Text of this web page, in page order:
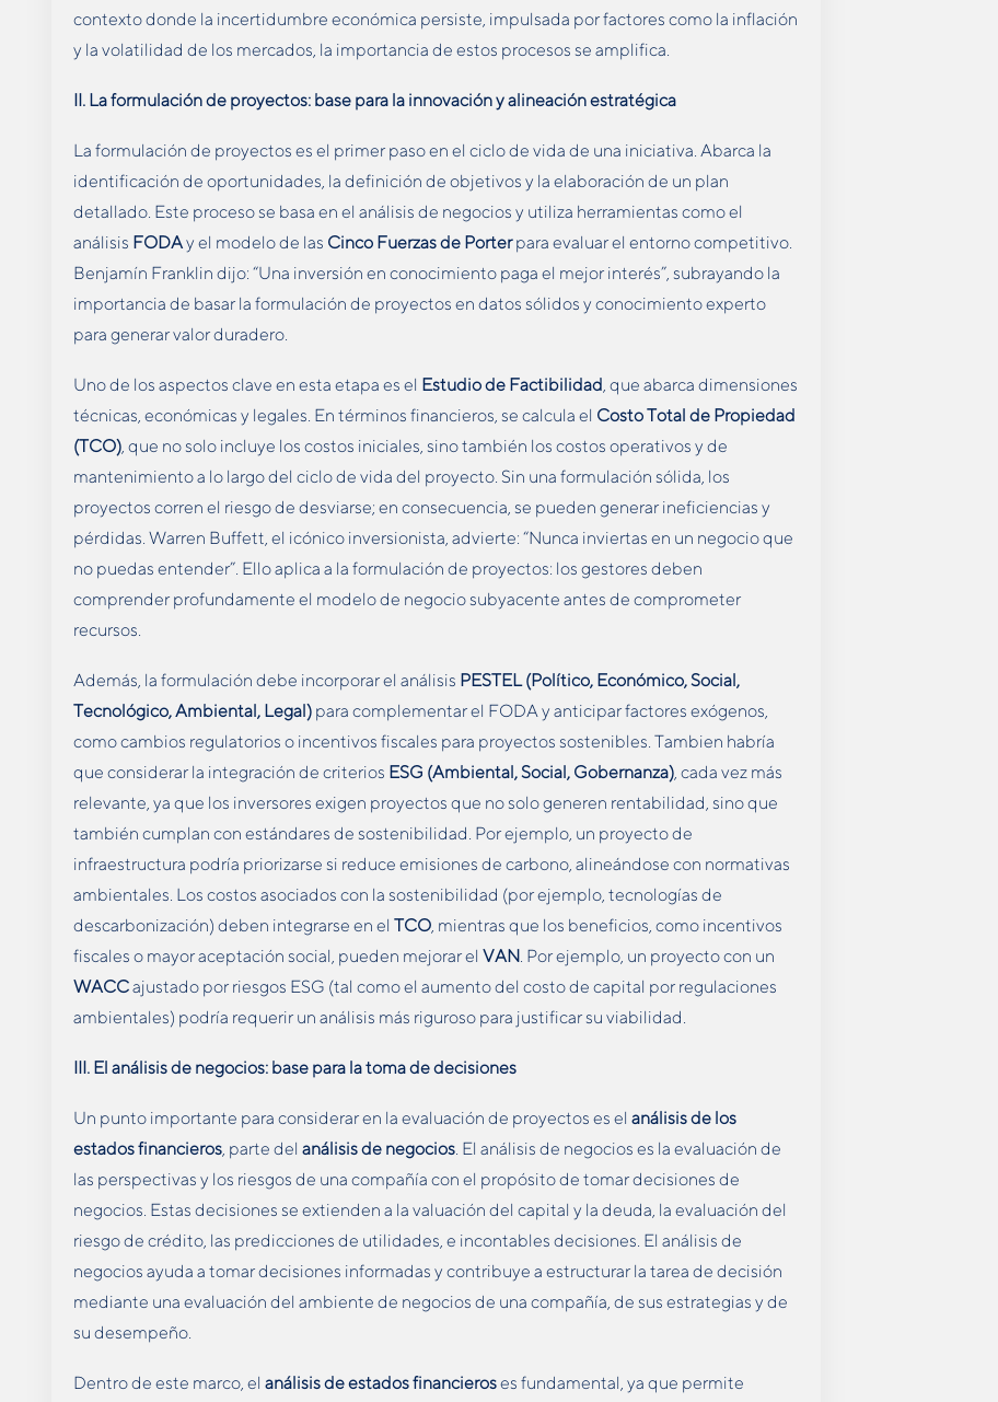
contexto donde la incertidumbre económica persiste, impulsada por factores como la inflación
y la volatilidad de los mercados, la importancia de estos procesos se amplifica.
II. La formulación de proyectos: base para la innovación y alineación estratégica
La formulación de proyectos es el primer paso en el ciclo de vida de una iniciativa. Abarca la
identificación de oportunidades, la definición de objetivos y la elaboración de un plan
detallado. Este proceso se basa en el análisis de negocios y utiliza herramientas como el
análisis FODAy el modelo de las Cinco Fuerzas de Porterpara evaluar el entorno competitivo.
Benjamín Franklin dijo: “Una inversión en conocimiento paga el mejor interés”, subrayando la
importancia de basar la formulación de proyectos en datos sólidos y conocimiento experto
para generar valor duradero.
Uno de los aspectos clave en esta etapa es el Estudio de Factibilidad, que abarca dimensiones
técnicas, económicas y legales. En términos financieros, se calcula el Costo Total de Propiedad
(TCO), que no solo incluye los costos iniciales, sino también los costos operativos y de
mantenimiento a lo largo del ciclo de vida del proyecto. Sin una formulación sólida, los
proyectos corren el riesgo de desviarse; en consecuencia, se pueden generar ineficiencias y
pérdidas. Warren Buffett, el icónico inversionista, advierte: “Nunca inviertas en un negocio que
no puedas entender”. Ello aplica a la formulación de proyectos: los gestores deben
comprender profundamente el modelo de negocio subyacente antes de comprometer
recursos.
Además, la formulación debe incorporar el análisis PESTEL (Político, Económico, Social,
Tecnológico, Ambiental, Legal) para complementar el FODA y anticipar factores exógenos,
como cambios regulatorios o incentivos fiscales para proyectos sostenibles. Tambien habría
que considerar la integración de criterios ESG (Ambiental, Social, Gobernanza), cada vez más
relevante, ya que los inversores exigen proyectos que no solo generen rentabilidad, sino que
también cumplan con estándares de sostenibilidad. Por ejemplo, un proyecto de
infraestructura podría priorizarse si reduce emisiones de carbono, alineándose con normativas
ambientales. Los costos asociados con la sostenibilidad (por ejemplo, tecnologías de
descarbonización) deben integrarse en el TCO, mientras que los beneficios, como incentivos
fiscales o mayor aceptación social, pueden mejorar el VAN. Por ejemplo, un proyecto con un
WACCajustado por riesgos ESG (tal como el aumento del costo de capital por regulaciones
ambientales) podría requerir un análisis más riguroso para justificar su viabilidad.
III. El análisis de negocios: base para la toma de decisiones
Un punto importante para considerar en la evaluación de proyectos es el análisis de los
estados financieros, parte del análisis de negocios. El análisis de negocios es la evaluación de
las perspectivas y los riesgos de una compañía con el propósito de tomar decisiones de
negocios. Estas decisiones se extienden a la valuación del capital y la deuda, la evaluación del
riesgo de crédito, las predicciones de utilidades, e incontables decisiones. El análisis de
negocios ayuda a tomar decisiones informadas y contribuye a estructurar la tarea de decisión
mediante una evaluación del ambiente de negocios de una compañía, de sus estrategias y de
su desempeño.
Dentro de este marco, el análisis de estados financieroses fundamental, ya que permite